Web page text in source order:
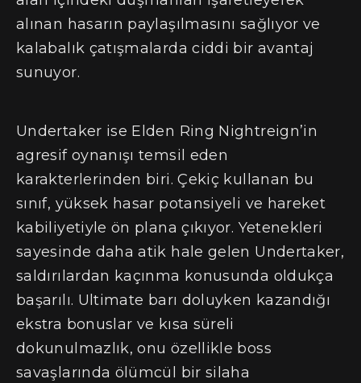
alınan hasarın paylaşılmasını sağlıyor ve
kalabalık çatışmalarda ciddi bir avantaj
sunuyor.
Undertaker ise Elden Ring Nightreign’in
agresif oynanışı temsil eden
karakterlerinden biri. Çekiç kullanan bu
sınıf, yüksek hasar potansiyeli ve hareket
kabiliyetiyle ön plana çıkıyor. Yetenekleri
sayesinde daha atik hale gelen Undertaker,
saldırılardan kaçınma konusunda oldukça
başarılı. Ultimate barı doluyken kazandığı
ekstra bonuslar ve kısa süreli
dokunulmazlık, onu özellikle boss
savaşlarında ölümcül bir silaha